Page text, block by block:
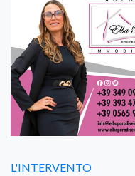
L'INTERVENTO